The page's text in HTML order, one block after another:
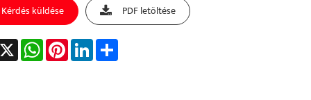
Kérdés küldése PDF letöltése
X WhatsAppPinterestLinkedInShare